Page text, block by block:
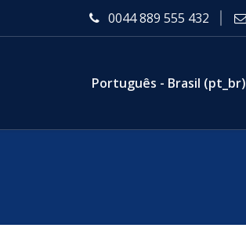
0044 889 555 432
Português - Brasil ‎(pt_br)‎